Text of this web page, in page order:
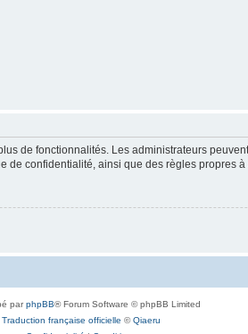
de fonctionnalités. Les administrateurs
de confidentialité, ainsi que des règles propres à
parphpBB® Forum Software © phpBB Limited
Traduction française officielle ©Qiaeru